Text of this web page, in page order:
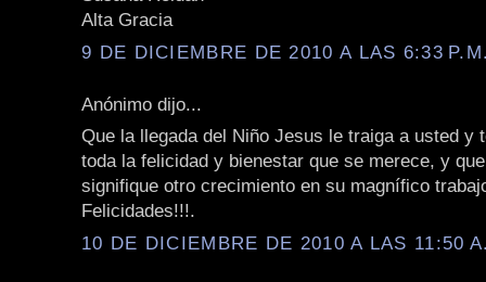
Alta Gracia
9 DE DICIEMBRE DE 2010 A LAS 6:33
Anónimo dijo...
Que la llegada del Niño Jesus le traiga a usted y
toda la felicidad y bienestar que se merece, y
signifique otro crecimiento en su magnífico
Felicidades!!!.
10 DE DICIEMBRE DE 2010 A LAS 11:50